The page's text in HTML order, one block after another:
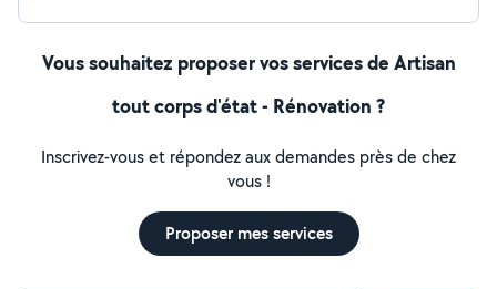
Vous souhaitez proposer vos services de Artisan
tout corps d'état - Rénovation ?
Inscrivez-vous et répondez aux demandes près de chez
vous !
Proposer mes services